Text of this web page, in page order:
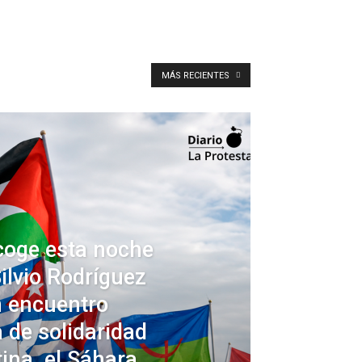
MÁS RECIENTES
esta noche
Rodríguez
encuentro
solidaridad